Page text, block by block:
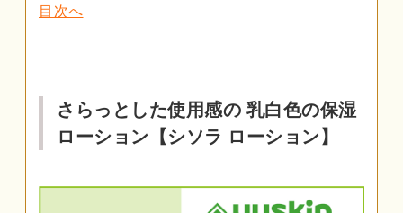
目次へ
さらっとした使用感の 乳白色の保湿
ローション【シソラ ローション】